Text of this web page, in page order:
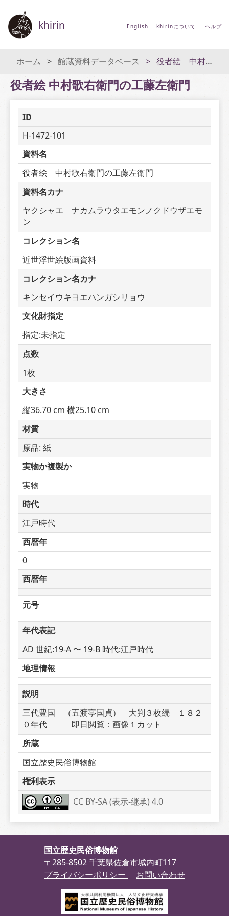
khirin English khirinについて ヘルプ
ホーム 館蔵資料データベース 役者絵 中村歌右衛門の工藤左衛門
役者絵 中村歌右衛門の工藤左衛門
ID
H-1472-101
資料名
役者絵　中村歌右衛門の工藤左衛門
資料名カナ
ヤクシャエ　ナカムラウタエモンノクドウザエモ
ン
コレクション名
近世浮世絵版画資料
コレクション名カナ
キンセイウキヨエハンガシリョウ
文化財指定
指定:未指定
点数
1枚
大きさ
縦36.70 cm 横25.10 cm
材質
原品: 紙
実物か複製か
実物
時代
江戸時代
西暦年
0
西暦年
元号
年代表記
AD 世紀:19-A 〜 19-B 時代:江戸時代
地理情報
説明
三代豊国　（五渡亭国貞）　大判３枚続　１８２
０年代　　　即日閲覧：画像１カット
所蔵
国立歴史民俗博物館
権利表示
CC BY-SA (表示-継承) 4.0
国立歴史民俗博物館
〒285-8502 千葉県佐倉市城内町117
プライバシーポリシー
お問い合わせ